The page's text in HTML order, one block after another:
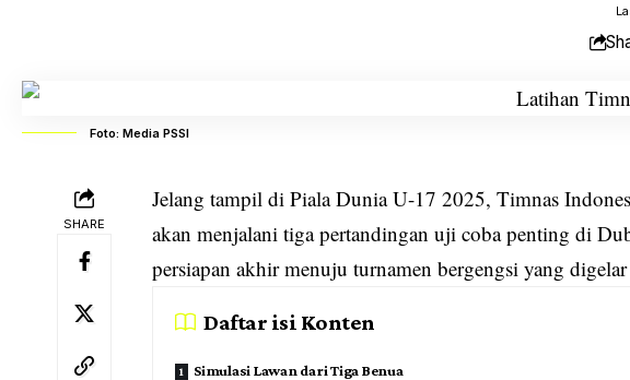
Foto: Media PSSI
SHARE
Jelang tampil di Piala Dunia U-17 2025, Timnas
akan menjalani tiga pertandingan uji coba penting di
persiapan akhir menuju turnamen bergengsi yang
Daftar isi Konten
Simulasi Lawan dari Tiga Benua